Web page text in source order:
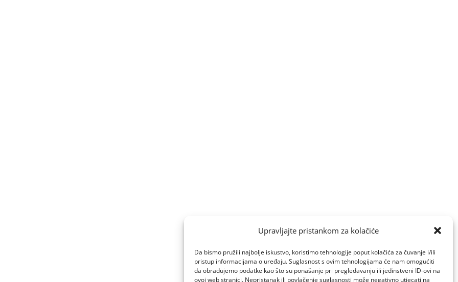
Upravljajte pristankom za kolačiće
Da bismo pružili najbolje iskustvo, koristimo tehnologije poput kolačića za čuvanje i/ili
pristup informacijama o uređaju. Suglasnost s ovim tehnologijama će nam omogućiti
da obrađujemo podatke kao što su ponašanje pri pregledavanju ili jedinstveni ID-ovi na
ovoj web stranici. Nepristanak ili povlačenje suglasnosti može negativno utjecati na